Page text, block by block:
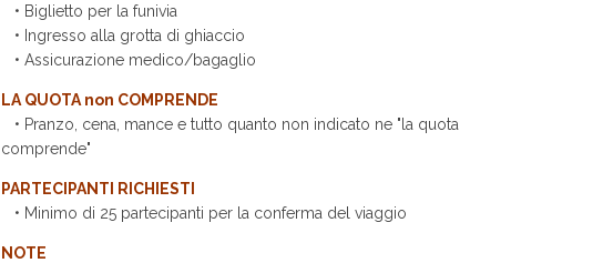
• Biglietto per la funivia
• Ingresso alla grotta di ghiaccio
• Assicurazione medico/bagaglio
LA QUOTA non COMPRENDE
• Pranzo, cena, mance e tutto quanto non indicato ne "la quota
comprende"
PARTECIPANTI RICHIESTI
• Minimo di 25 partecipanti per la conferma del viaggio
NOTE